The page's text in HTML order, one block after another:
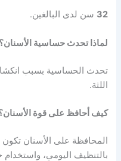
32 سن لدى البالغين.
لماذا تحدث حساسية الأسنان؟
تحدث الحساسية بسبب انكشاف
اللثة.
كيف أحافظ على قوة
المحافظة على الأسنان تكون
بالتنظيف اليومي،